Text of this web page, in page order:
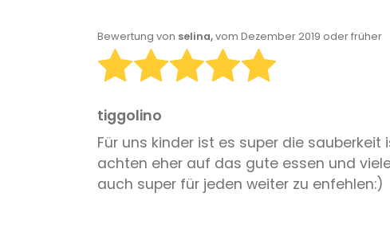
Bewertung von selina,vom Dezember 2019 oder früher
tiggolino
Für uns kinder ist es super die
achten eher auf das gute essen und
auch super für jeden weiter zu enfehlen:)